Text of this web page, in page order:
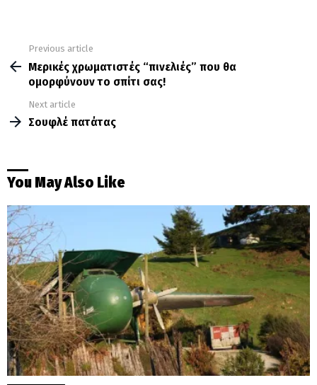
more
Previous article
Μερικές χρωματιστές “πινελιές” που θα
ομορφύνουν το σπίτι σας!
Next article
Σουφλέ πατάτας
You May Also Like